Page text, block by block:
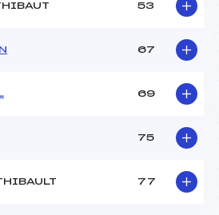
53
67
69
75
77